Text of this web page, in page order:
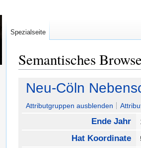
Semantisches
Zur
Navigation
springen
Zur
Suche
springen
Neu-Cöln
Attributgruppen ausblenden
Ende Jahr
Hat Koordinate
Spezialseite